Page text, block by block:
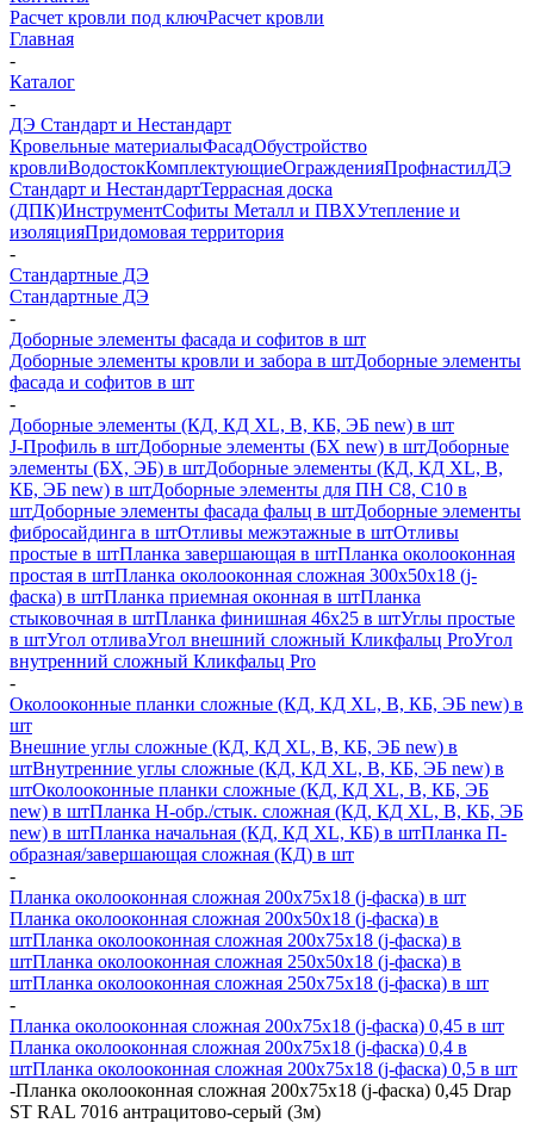
Расчет кровли под ключРасчет кровли
Главная
-
Каталог
-
ДЭ Стандарт и Нестандарт
Кровельные материалыФасадОбустройство
кровлиВодостокКомплектующиеОгражденияПрофнастилДЭ
Стандарт и НестандартТеррасная доска
(ДПК)ИнструментСофиты Металл и ПВХУтепление и
изоляцияПридомовая территория
-
Стандартные ДЭ
Стандартные ДЭ
-
Доборные элементы фасада и софитов в шт
Доборные элементы кровли и забора в штДоборные элементы
фасада и софитов в шт
-
Доборные элементы (КД, КД XL, В, КБ, ЭБ new) в шт
J-Профиль в штДоборные элементы (БХ new) в штДоборные
элементы (БХ, ЭБ) в штДоборные элементы (КД, КД XL, В,
КБ, ЭБ new) в штДоборные элементы для ПН С8, С10 в
штДоборные элементы фасада фальц в штДоборные элементы
фибросайдинга в штОтливы межэтажные в штОтливы
простые в штПланка завершающая в штПланка околооконная
простая в штПланка околооконная сложная 300х50х18 (j-
фаска) в штПланка приемная оконная в штПланка
стыковочная в штПланка финишная 46х25 в штУглы простые
в штУгол отливаУгол внешний сложный Кликфальц ProУгол
внутренний сложный Кликфальц Pro
-
Околооконные планки сложные (КД, КД XL, В, КБ, ЭБ new) в
шт
Внешние углы сложные (КД, КД XL, В, КБ, ЭБ new) в
штВнутренние углы сложные (КД, КД XL, В, КБ, ЭБ new) в
штОколооконные планки сложные (КД, КД XL, В, КБ, ЭБ
new) в штПланка H-обр./стык. сложная (КД, КД XL, В, КБ, ЭБ
new) в штПланка начальная (КД, КД XL, КБ) в штПланка П-
образная/завершающая сложная (КД) в шт
-
Планка околооконная сложная 200х75х18 (j-фаска) в шт
Планка околооконная сложная 200х50х18 (j-фаска) в
штПланка околооконная сложная 200х75х18 (j-фаска) в
штПланка околооконная сложная 250х50х18 (j-фаска) в
штПланка околооконная сложная 250х75х18 (j-фаска) в шт
-
Планка околооконная сложная 200х75х18 (j-фаска) 0,45 в шт
Планка околооконная сложная 200х75х18 (j-фаска) 0,4 в
штПланка околооконная сложная 200х75х18 (j-фаска) 0,5 в шт
-Планка околооконная сложная 200х75х18 (j-фаска) 0,45 Drap
ST RAL 7016 антрацитово-серый (3м)